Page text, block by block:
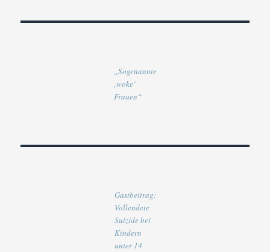
„Sogenannte
‚woke‘
Frauen“
Gastbeitrag:
Vollendete
Suizide bei
Kindern
unter 14